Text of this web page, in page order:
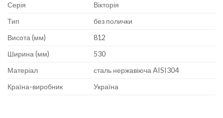
Серія
Вікторія
Тип
без полички
Висота (мм)
812
Ширина (мм)
530
Матеріал
сталь нержавіюча AISI304
Країна-виробник
Україна